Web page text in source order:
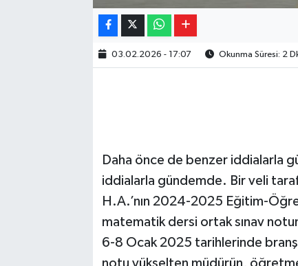
03.02.2026 - 17:07 Okunma Süresi: 2
Daha önce de benzer iddialarla
iddialarla gündemde. Bir veli
H.A.’nın 2024-2025 Eğitim-
matematik dersi ortak sınav
6-8 Ocak 2025 tarihlerinde